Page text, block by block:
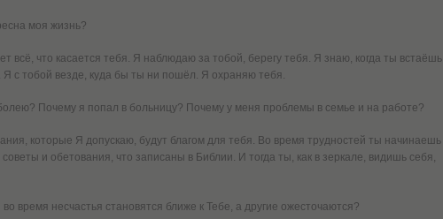
моя жизнь?
всё, что касается тебя. Я наблюдаю за тобой, берегу тебя. Я знаю, когда ты встаёшь
с тобой везде, куда бы ты ни пошёл. Я охраняю тебя.
Почему я попал в больницу? Почему у меня проблемы в семье и на работе?
которые Я допускаю, будут благом для тебя. Во время трудностей ты начинаешь
и обетования, что записаны в Библии. И тогда ты, как в зеркале, видишь себя,
время несчастья становятся ближе к Тебе, а другие ожесточаются?